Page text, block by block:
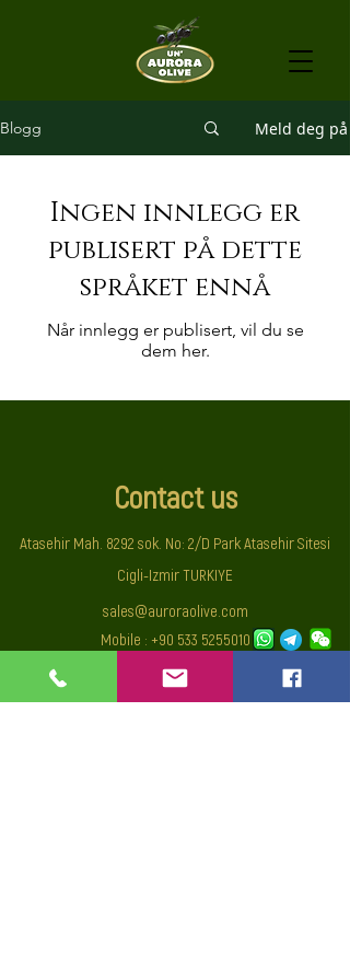
Blogg Meld deg på
Ingen innlegg er
publisert på dette
språket ennå
Når innlegg er publisert, vil du se
dem her.
Contact us
Atasehir Mah. 8292 sok. No: 2/D Park Atasehir Sitesi
Cigli-Izmir TURKIYE
sales@auroraolive.com
Mobile : +90 533 5255010
© All rights reserved UNA Uluslararasi Dis Ticaret Sanayi ve